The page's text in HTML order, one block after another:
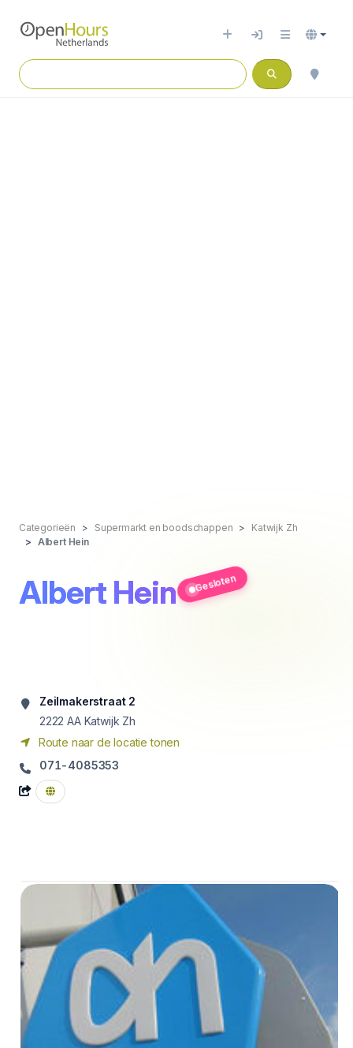
Categorieën Supermarkt en boodschappen
Katwijk Zh
Albert Hein
Albert Hein Gesloten
Zeilmakerstraat 2
2222 AA Katwijk Zh
Route naar de locatie tonen
071-4085353